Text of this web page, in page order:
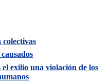
colectivas
el exilio una violación de los